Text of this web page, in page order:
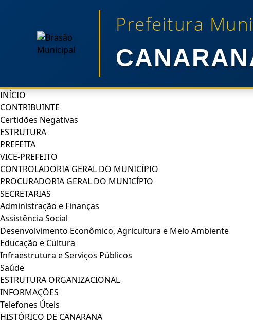
Prefeitura
INÍCIO
CONTRIBUINTE
Certidões Negativas
ESTRUTURA
PREFEITA
VICE-PREFEITO
CONTROLADORIA GERAL DO MUNICÍPIO
PROCURADORIA GERAL DO MUNICÍPIO
SECRETARIAS
Administração e Finanças
Assistência Social
Desenvolvimento Econômico, Agricultura e Meio Ambiente
Educação e Cultura
Infraestrutura e Serviços Públicos
Saúde
ESTRUTURA ORGANIZACIONAL
INFORMAÇÕES
Telefones Úteis
HISTÓRICO DE CANARANA